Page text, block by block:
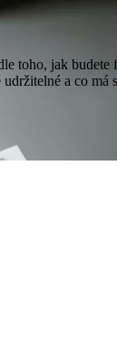
toho, jak
a co